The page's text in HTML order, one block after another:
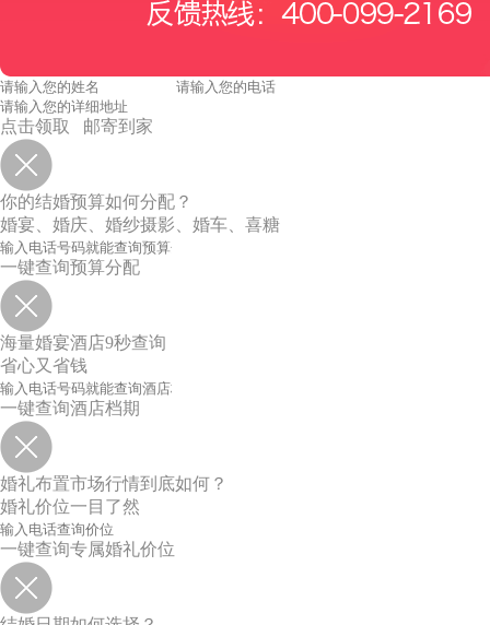
点击领取 邮寄到家
你的结婚预算如何分配？
婚宴、婚庆、婚纱摄影、婚车、喜糖
一键查询预算分配
海量婚宴酒店9秒查询
省心又省钱
一键查询酒店档期
婚礼布置市场行情到底如何？
婚礼价位一目了然
一键查询专属婚礼价位